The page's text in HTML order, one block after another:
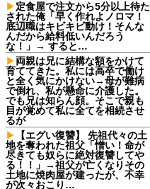
定食屋で注文から5分以上待た
された俺「早く作れよノロマ！
底辺職はキビキビ動け！そんな
んだから給料低いんだろう
な！」→ すると…
両親は兄に結構な額をかけて
育ててきた。私には高卒で働け
と全く気にかけない→母が難病
で倒れ、私が懸命に介護した。
でも兄は知らん顔。そこで親も
目が覚めて私に全てを相続させ
るが
【エグい復讐】 先祖代々の土
地を奪われた祖父「憎い！命が
尽きても奴らに絶対復讐してや
る！！」→祖父が亡くなりその
土地に焼肉屋が建ったが、不幸
が次々おこり…